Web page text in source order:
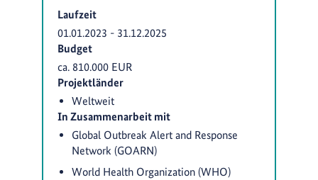
Laufzeit
01.01.2023 - 31.12.2025
Budget
ca. 810.000 EUR
Projektländer
Weltweit
In Zusammenarbeit mit
Global Outbreak Alert and Response
Network (GOARN)
World Health Organization (WHO)